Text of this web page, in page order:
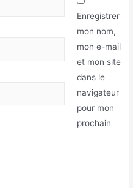
Enregistrer
mon nom,
mon e-mail
et mon site
dans le
navigateur
pour mon
prochain